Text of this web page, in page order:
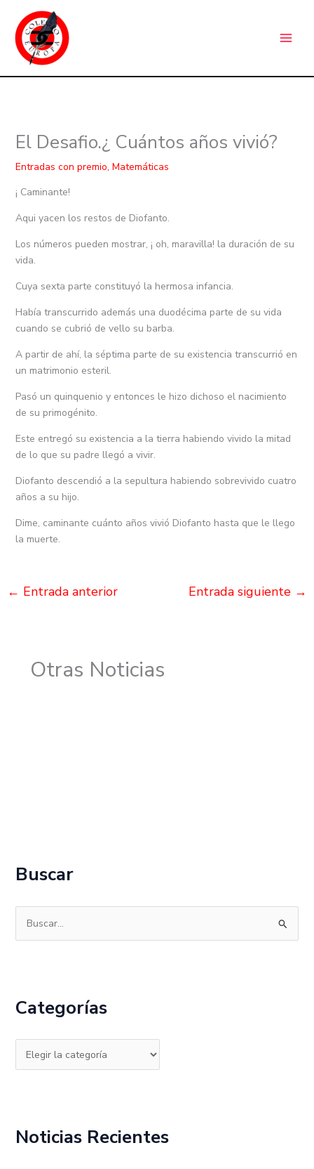
contenido
El Desafio.¿ Cuántos años vivió?
Entradas con premio, Matemáticas
¡ Caminante!
Aqui yacen los restos de Diofanto.
Los números pueden mostrar, ¡ oh, maravilla! la duración de su
vida.
Cuya sexta parte constituyó la hermosa infancia.
Había transcurrido además una duodécima parte de su vida
cuando se cubrió de vello su barba.
A partir de ahí, la séptima parte de su existencia transcurrió en
un matrimonio esteril.
Pasó un quinquenio y entonces le hizo dichoso el nacimiento
de su primogénito.
Este entregó su existencia a la tierra habiendo vivido la mitad
de lo que su padre llegó a vivir.
Diofanto descendió a la sepultura habiendo sobrevivido cuatro
años a su hijo.
Dime, caminante cuánto años vivió Diofanto hasta que le llego
la muerte.
← Entrada anterior Entrada siguiente →
Otras Noticias
Buscar
u
a
p
Categorías
a
t
a
Noticias Recientes